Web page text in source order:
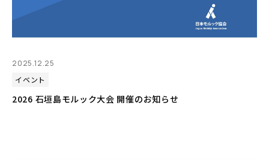
2025.12.25
イベント
2026 石垣島モルック大会 開催のお知らせ